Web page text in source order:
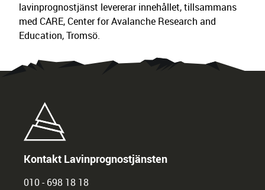
lavinprognostjänst levererar innehållet, tillsammans
med CARE, Center for Avalanche Research and
Education, Tromsö.
Kontakt Lavinprognostjänsten
010 - 698 18 18